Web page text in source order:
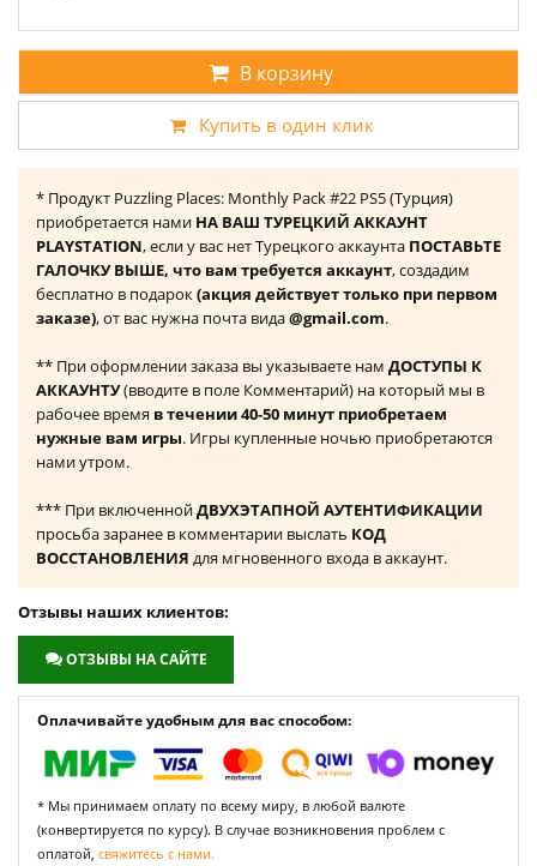
В корзину
Купить в один клик
* Продукт Puzzling Places: Monthly Pack #22 PS5 (Турция)
приобретается нами НА ВАШ ТУРЕЦКИЙ АККАУНТ
PLAYSTATION, если у вас нет Турецкого аккаунта ПОСТАВЬТЕ
ГАЛОЧКУ ВЫШЕ, что вам требуется аккаунт, создадим
бесплатно в подарок(акция действует только при первом
заказе), от вас нужна почта вида@gmail.com.
** При оформлении заказа вы указываете нам ДОСТУПЫ К
АККАУНТУ(вводите в поле Комментарий) на который мы в
рабочее время в течении 40-50 минут приобретаем
нужные вам игры. Игры купленные ночью приобретаются
нами утром.
*** При включеннойДВУХЭТАПНОЙ АУТЕНТИФИКАЦИИ
просьба заранее в комментарии выслать КОД
ВОССТАНОВЛЕНИЯ для мгновенного входа в аккаунт.
Отзывы наших клиентов:
ОТЗЫВЫ НА САЙТЕ
Оплачивайте удобным для вас способом:
* Мы принимаем оплату по всему миру, в любой валюте
(конвертируется по курсу). В случае возникновения проблем с
оплатой, свяжитесь с нами.